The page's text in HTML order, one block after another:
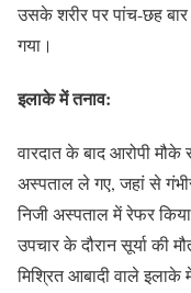
उसके शरीर पर पांच-छह
गया।
इलाके में तनाव:
वारदात के बाद आरोपी
अस्पताल ले गए, जहां से
निजी अस्पताल में रेफर
उपचार के दौरान सूर्या की
मिश्रित आबादी वाले